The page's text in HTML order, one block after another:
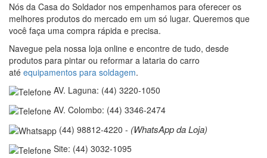
Nós da Casa do Soldador nos empenhamos para oferecer os
melhores produtos do mercado em um só lugar. Queremos que
você faça uma compra rápida e precisa.
Navegue pela nossa loja online e encontre de tudo, desde
produtos para pintar ou reformar a lataria do carro
até equipamentos para soldagem.
AV. Laguna: (44) 3220-1050
AV. Colombo: (44) 3346-2474
(44) 98812-4220 - (WhatsApp da Loja)
Site: (44) 3032-1095